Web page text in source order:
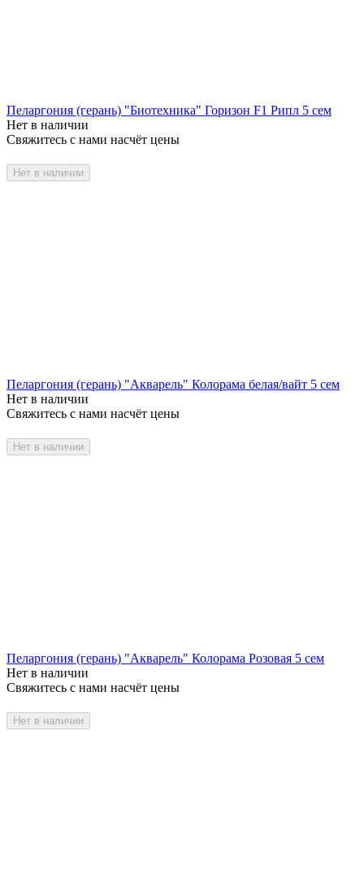
Пеларгония (герань) "Биотехника" Горизон F1 Рипл 5 сем
Нет в наличии
Свяжитесь с нами насчёт цены
Нет в наличии
Пеларгония (герань) "Акварель" Колорама белая/вайт 5 сем
Нет в наличии
Свяжитесь с нами насчёт цены
Нет в наличии
Пеларгония (герань) "Акварель" Колорама Розовая 5 сем
Нет в наличии
Свяжитесь с нами насчёт цены
Нет в наличии